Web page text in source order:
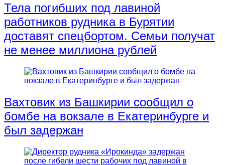
Тела погибших под лавиной
работников рудника в Бурятии
доставят спецбортом. Семьи получат
не менее миллиона рублей
Вахтовик из Башкирии сообщил о
бомбе на вокзале в Екатеринбурге и
был задержан